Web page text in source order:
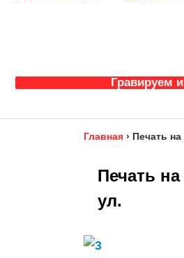
Гравируем
Главная › Печать
Печать
ул.